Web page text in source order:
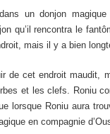
un donjon
qu’il rencontra le
mais il y a bien
de cet endroit maudit,
et les clefs. Roniu
lorsque Roniu aura
en compagnie